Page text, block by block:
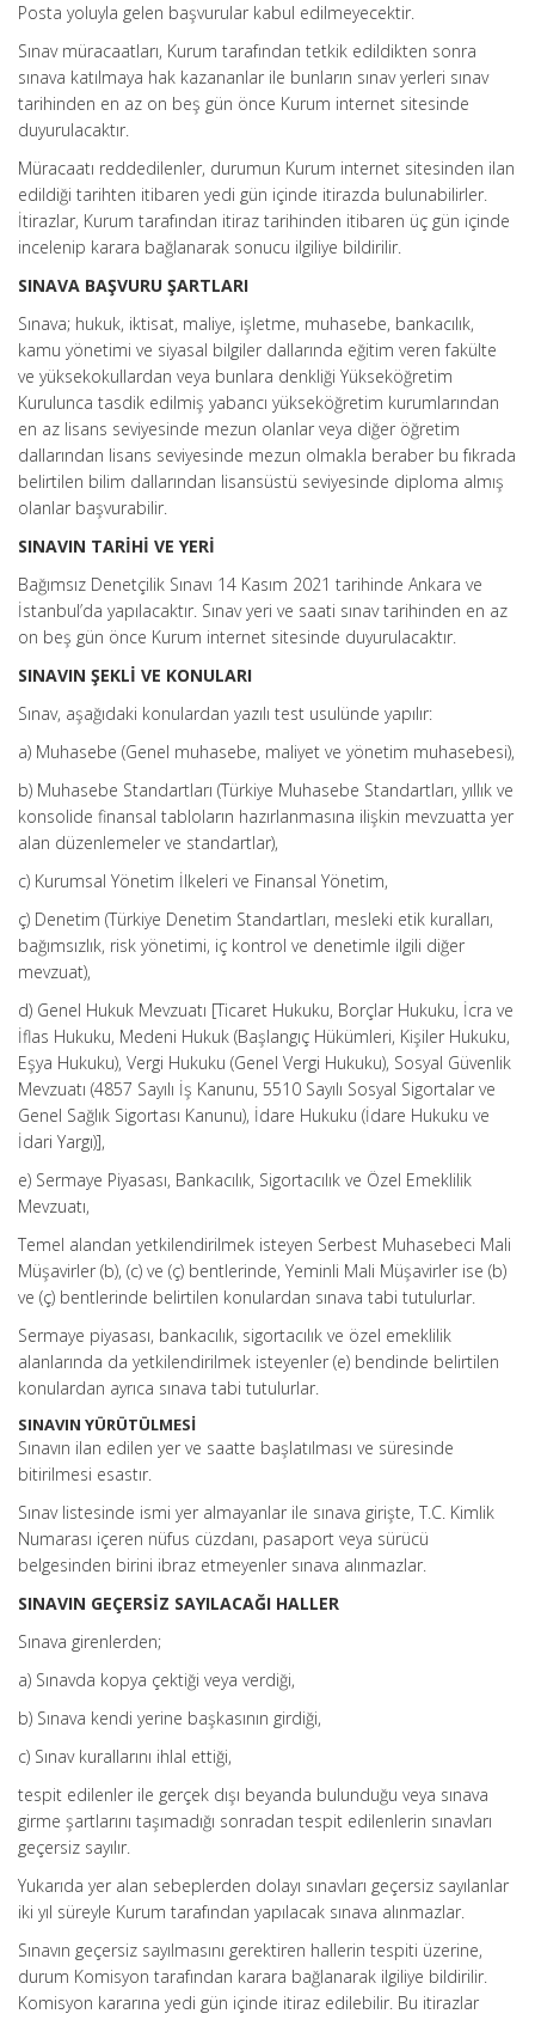
Posta yoluyla gelen başvurular kabul edilmeyecektir.
Sınav müracaatları, Kurum tarafından tetkik edildikten sonra
sınava katılmaya hak kazananlar ile bunların sınav yerleri sınav
tarihinden en az on beş gün önce Kurum internet sitesinde
duyurulacaktır.
Müracaatı reddedilenler, durumun Kurum internet sitesinden ilan
edildiği tarihten itibaren yedi gün içinde itirazda bulunabilirler.
İtirazlar, Kurum tarafından itiraz tarihinden itibaren üç gün içinde
incelenip karara bağlanarak sonucu ilgiliye bildirilir.
SINAVA BAŞVURU ŞARTLARI
Sınava; hukuk, iktisat, maliye, işletme, muhasebe, bankacılık,
kamu yönetimi ve siyasal bilgiler dallarında eğitim veren fakülte
ve yüksekokullardan veya bunlara denkliği Yükseköğretim
Kurulunca tasdik edilmiş yabancı yükseköğretim kurumlarından
en az lisans seviyesinde mezun olanlar veya diğer öğretim
dallarından lisans seviyesinde mezun olmakla beraber bu fıkrada
belirtilen bilim dallarından lisansüstü seviyesinde diploma almış
olanlar başvurabilir.
SINAVIN TARİHİ VE YERİ
Bağımsız Denetçilik Sınavı 14 Kasım 2021 tarihinde Ankara ve
İstanbul’da yapılacaktır. Sınav yeri ve saati sınav tarihinden en az
on beş gün önce Kurum internet sitesinde duyurulacaktır.
SINAVIN ŞEKLİ VE KONULARI
Sınav, aşağıdaki konulardan yazılı test usulünde yapılır:
a) Muhasebe (Genel muhasebe, maliyet ve yönetim muhasebesi),
b) Muhasebe Standartları (Türkiye Muhasebe Standartları, yıllık ve
konsolide finansal tabloların hazırlanmasına ilişkin mevzuatta yer
alan düzenlemeler ve standartlar),
c) Kurumsal Yönetim İlkeleri ve Finansal Yönetim,
ç) Denetim (Türkiye Denetim Standartları, mesleki etik kuralları,
bağımsızlık, risk yönetimi, iç kontrol ve denetimle ilgili diğer
mevzuat),
d) Genel Hukuk Mevzuatı [Ticaret Hukuku, Borçlar Hukuku, İcra ve
İflas Hukuku, Medeni Hukuk (Başlangıç Hükümleri, Kişiler Hukuku,
Eşya Hukuku), Vergi Hukuku (Genel Vergi Hukuku), Sosyal Güvenlik
Mevzuatı (4857 Sayılı İş Kanunu, 5510 Sayılı Sosyal Sigortalar ve
Genel Sağlık Sigortası Kanunu), İdare Hukuku (İdare Hukuku ve
İdari Yargı)],
e) Sermaye Piyasası, Bankacılık, Sigortacılık ve Özel Emeklilik
Mevzuatı,
Temel alandan yetkilendirilmek isteyen Serbest Muhasebeci Mali
Müşavirler (b), (c) ve (ç) bentlerinde, Yeminli Mali Müşavirler ise (b)
ve (ç) bentlerinde belirtilen konulardan sınava tabi tutulurlar.
Sermaye piyasası, bankacılık, sigortacılık ve özel emeklilik
alanlarında da yetkilendirilmek isteyenler (e) bendinde belirtilen
konulardan ayrıca sınava tabi tutulurlar.
SINAVIN YÜRÜTÜLMESİ
Sınavın ilan edilen yer ve saatte başlatılması ve süresinde
bitirilmesi esastır.
Sınav listesinde ismi yer almayanlar ile sınava girişte, T.C. Kimlik
Numarası içeren nüfus cüzdanı, pasaport veya sürücü
belgesinden birini ibraz etmeyenler sınava alınmazlar.
SINAVIN GEÇERSİZ SAYILACAĞI HALLER
Sınava girenlerden;
a) Sınavda kopya çektiği veya verdiği,
b) Sınava kendi yerine başkasının girdiği,
c) Sınav kurallarını ihlal ettiği,
tespit edilenler ile gerçek dışı beyanda bulunduğu veya sınava
girme şartlarını taşımadığı sonradan tespit edilenlerin sınavları
geçersiz sayılır.
Yukarıda yer alan sebeplerden dolayı sınavları geçersiz sayılanlar
iki yıl süreyle Kurum tarafından yapılacak sınava alınmazlar.
Sınavın geçersiz sayılmasını gerektiren hallerin tespiti üzerine,
durum Komisyon tarafından karara bağlanarak ilgiliye bildirilir.
Komisyon kararına yedi gün içinde itiraz edilebilir. Bu itirazlar